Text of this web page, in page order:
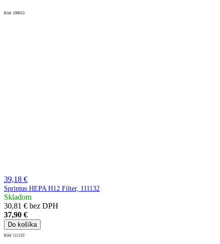
Kód: 106013
39,18 €
Sprintus HEPA H12 Filter, 111132
Skladom
30,81 € bez DPH
37,90 €
Do košíka
Kód: 111132